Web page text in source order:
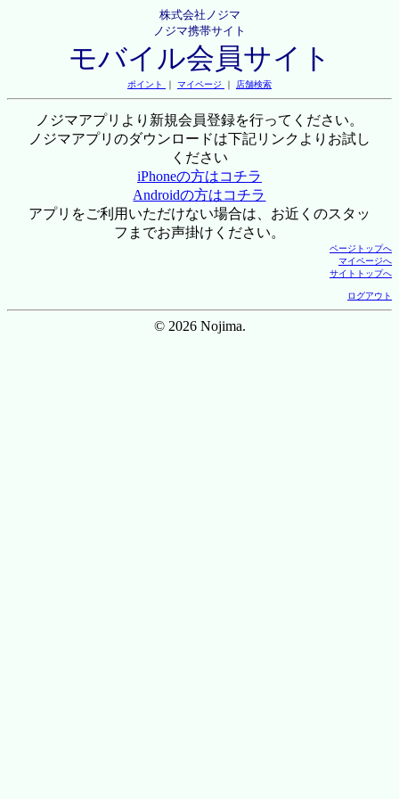
株式会社ノジマ
ノジマ携帯サイト
モバイル会員サイト
ポイント ｜ マイページ ｜ 店舗検索
ノジマアプリより新規会員登録を行ってください。
ノジマアプリのダウンロードは下記リンクよりお試し
ください
iPhoneの方はコチラ
Androidの方はコチラ
アプリをご利用いただけない場合は、お近くのスタッ
フまでお声掛けください。
ページトップへ
マイページへ
サイトトップへ
ログアウト
© 2026 Nojima.